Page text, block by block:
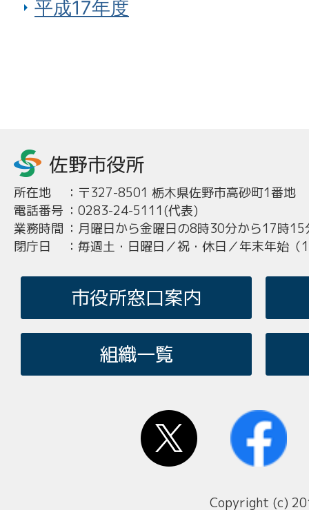
平成17年度
所在地 ： 〒327-8501 栃木県佐野市高砂町1番地
電話番号 ： 0283-24-5111(代表)
業務時間 ： 月曜日から金曜日の8時30分から17時15
閉庁日
： 毎週土・日曜日／祝・休日／年末年始
市役所窓口案内
組織一覧
Copyright (c)